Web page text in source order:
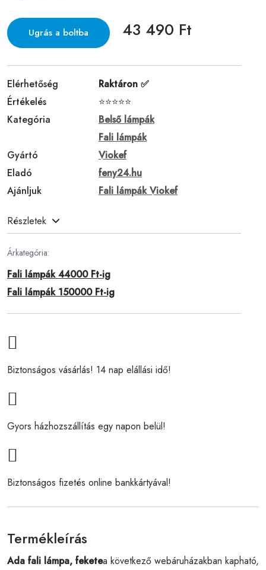
Ugrás a boltba 43 490 Ft
Elérhetőség
Raktáron ✅
Értékelés
⭐⭐⭐⭐⭐
Kategória
Belső lámpák
Fali lámpák
Gyártó
Viokef
Eladó
feny24.hu
Ajánljuk
Fali lámpák Viokef
Részletek
Árkategória:
Fali lámpák 44000 Ft-ig
Fali lámpák 150000 Ft-ig
Biztonságos vásárlás! 14 nap elállási idő!
Gyors házhozszállítás egy napon belül!
Biztonságos fizetés online bankkártyával!
Termékleírás
Ada fali lámpa, feketea következő webáruházakban kapható,